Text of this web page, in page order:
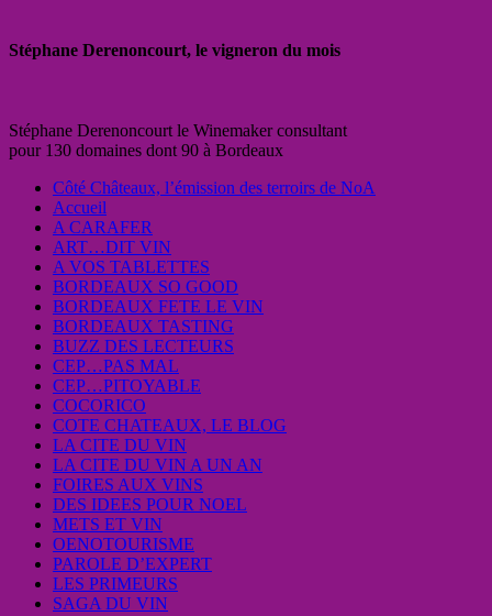
Stéphane Derenoncourt, le vigneron du mois
Stéphane Derenoncourt le Winemaker consultant
pour 130 domaines dont 90 à Bordeaux
Côté Châteaux, l’émission des terroirs de NoA
Accueil
A CARAFER
ART…DIT VIN
A VOS TABLETTES
BORDEAUX SO GOOD
BORDEAUX FETE LE VIN
BORDEAUX TASTING
BUZZ DES LECTEURS
CEP…PAS MAL
CEP…PITOYABLE
COCORICO
COTE CHATEAUX, LE BLOG
LA CITE DU VIN
LA CITE DU VIN A UN AN
FOIRES AUX VINS
DES IDEES POUR NOEL
METS ET VIN
OENOTOURISME
PAROLE D’EXPERT
LES PRIMEURS
SAGA DU VIN